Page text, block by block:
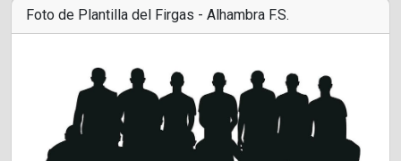
Foto de Plantilla del Firgas - Alhambra F.S.